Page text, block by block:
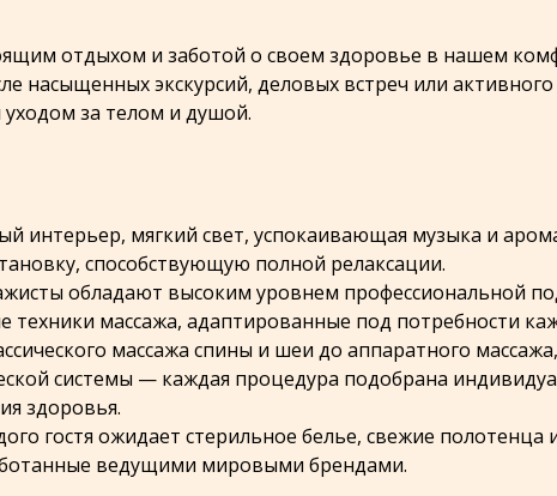
отдыхом и заботой о своем здоровье в нашем
насыщенных экскурсий, деловых встреч или
за телом и душой.
интерьер, мягкий свет, успокаивающая музыка и
способствующую полной релаксации.
обладают высоким уровнем профессиональной
массажа, адаптированные под потребности
массажа спины и шеи до аппаратного
системы — каждая процедура подобрана
здоровья.
гостя ожидает стерильное белье, свежие полотенца
ведущими мировыми брендами.